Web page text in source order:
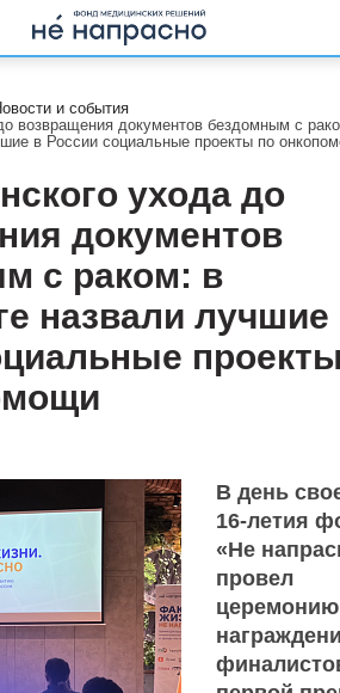
и события
возвращения документов бездомным с
в России социальные проекты по
ухода до
документов
с раком: в
назвали лучшие
В день
16-летия
«Не
провел
церемонию